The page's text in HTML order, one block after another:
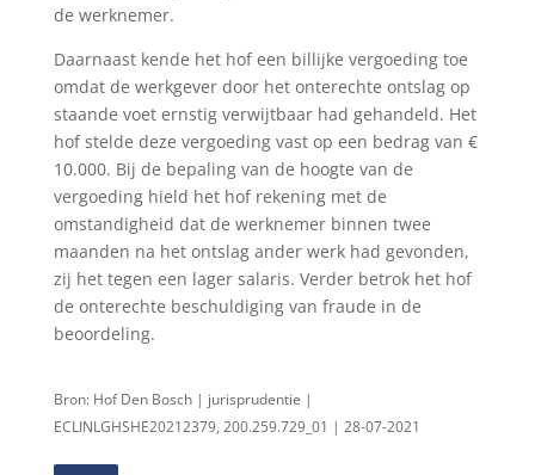
de werknemer.
Daarnaast kende het hof een billijke vergoeding toe
omdat de werkgever door het onterechte ontslag op
staande voet ernstig verwijtbaar had gehandeld. Het
hof stelde deze vergoeding vast op een bedrag van €
10.000. Bij de bepaling van de hoogte van de
vergoeding hield het hof rekening met de
omstandigheid dat de werknemer binnen twee
maanden na het ontslag ander werk had gevonden,
zij het tegen een lager salaris. Verder betrok het hof
de onterechte beschuldiging van fraude in de
beoordeling.
Bron: Hof Den Bosch | jurisprudentie |
ECLINLGHSHE20212379, 200.259.729_01 | 28-07-2021